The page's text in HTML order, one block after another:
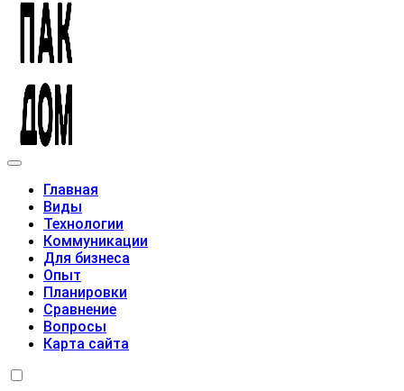
Главная
Виды
Технологии
Коммуникации
Для бизнеса
Опыт
Планировки
Сравнение
Вопросы
Карта сайта